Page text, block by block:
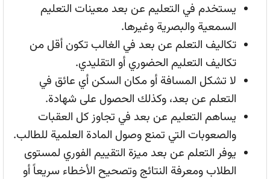
يستخدم في التعليم عن بعد معينات التعليم
السمعية والبصرية وغيرها.
تكاليف التعلم عن بعد في الغالب تكون أقل من
تكاليف التعليم الحضوري أو التقليدي.
لا تشكل المسافة أو مكان السكن أي عائق في
التعلم عن بعد، وكذلك الحصول على شهادة.
يساهم التعليم عن بعد في تجاوز كل العقبات
والصعوبات التي تمنع وصول المادة العلمية للطالب.
يوفر التعلم عن بعد ميزة التقييم الفوري لمستوى
الطلاب ومعرفة النتائج وتصحيح الأخطاء سريعاً أو